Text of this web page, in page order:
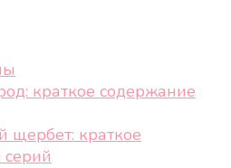
краткое содержание
щербет: краткое